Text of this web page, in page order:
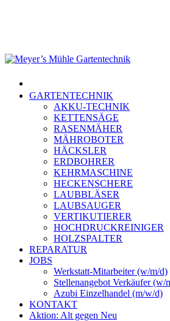
GARTENTECHNIK
AKKU-TECHNIK
KETTENSÄGE
RASENMÄHER
MÄHROBOTER
HÄCKSLER
ERDBOHRER
KEHRMASCHINE
HECKENSCHERE
LAUBBLÄSER
LAUBSAUGER
VERTIKUTIERER
HOCHDRUCKREINIGER
HOLZSPALTER
REPARATUR
JOBS
Werkstatt-Mitarbeiter (w/m/d)
Stellenangebot Verkäufer (w/
Azubi Einzelhandel (m/w/d)
KONTAKT
Aktion: Alt gegen Neu